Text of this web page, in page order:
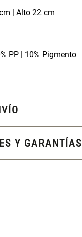
| Alto 22 cm
PP | 10% Pigmento
Y GARANTÍAS